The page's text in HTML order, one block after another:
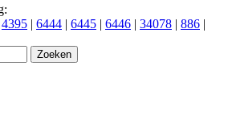
4395 | 6444 | 6445 | 6446 | 34078 | 886 |